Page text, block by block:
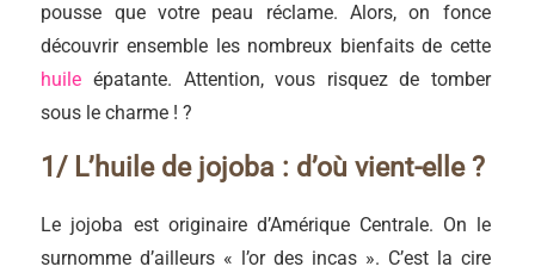
pousse que votre peau réclame. Alors, on fonce
découvrir ensemble les nombreux bienfaits de cette
huile épatante. Attention, vous risquez de tomber
sous le charme ! ?
1/ L’huile de jojoba : d’où vient-elle ?
Le jojoba est originaire d’Amérique Centrale. On le
surnomme d’ailleurs « l’or des incas ». C’est la cire